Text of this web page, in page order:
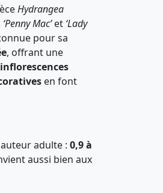
Hydrangea
‘Penny Mac’et ‘Lady
pour sa
, offrant une
inflorescences
en font
adulte : 0,9 à
aussi bien aux